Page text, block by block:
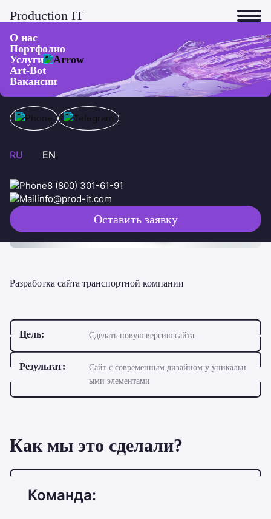
Production IT
О нас
Портфолио
Услуги
Сайты и приложения
Электроника
VR/AR
Art-Bot
Вакансии
RU EN
8 (800) 301-61-91
info@prod-it.com
Оставить заявку
Сайты-визитки
Сайт транспортной компании
Разработка сайта транспортной компании
Цель: Сделать новую версию сайта
Результат:
Сайт с современным дизайном у уникальн
ыми элементами
Как мы это сделали?
Команда: